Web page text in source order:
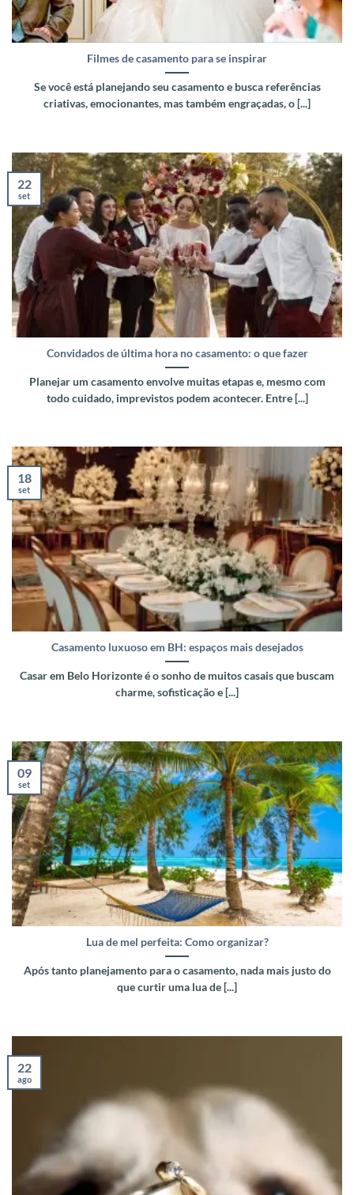
Filmes de casamento para se inspirar
Se você está planejando seu casamento e busca referências
criativas, emocionantes, mas também engraçadas, o [...]
Convidados de última hora no casamento: o que fazer
Planejar um casamento envolve muitas etapas e, mesmo com
todo cuidado, imprevistos podem acontecer. Entre [...]
22
set
Casamento luxuoso em BH: espaços mais desejados
Casar em Belo Horizonte é o sonho de muitos casais que buscam
charme, sofisticação e [...]
18
set
Lua de mel perfeita: Como organizar?
Após tanto planejamento para o casamento, nada mais justo do
que curtir uma lua de [...]
09
set
22
ago